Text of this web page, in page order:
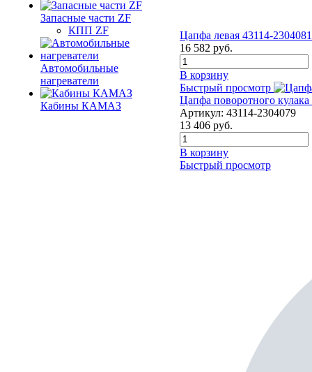
Запасные части ZF
КПП ZF
Автомобильные
нагреватели
Кабины КАМАЗ
Цапфа левая 43114-
16 582 руб.
В корзину
Быстрый просмотр
Цапфа поворотного
Артикул: 43114-2304079
13 406 руб.
В корзину
Быстрый просмотр